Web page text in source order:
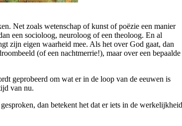
Net zoals wetenschap of kunst of poëzie een manier
een socioloog, neuroloog of een theoloog. En al
zijn eigen waarheid mee. Als het over God gaat, dan
(of een nachtmerrie!), maar over een bepaalde
geprobeerd om wat er in de loop van de eeuwen is
van nu.
dan betekent het dat er iets in de werkelijkheid